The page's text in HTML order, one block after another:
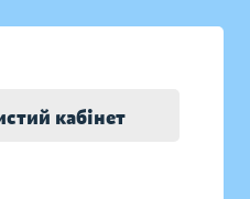
кабінет